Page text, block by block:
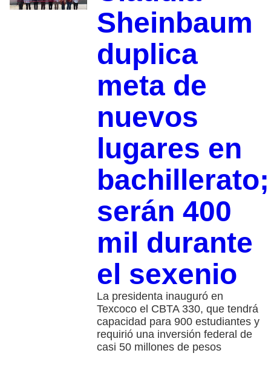
Sheinbaum
duplica
meta de
nuevos
lugares en
bachillerato;
serán 400
mil durante
el sexenio
La presidenta inauguró en
Texcoco el CBTA 330, que tendrá
capacidad para 900 estudiantes y
requirió una inversión federal de
casi 50 millones de pesos